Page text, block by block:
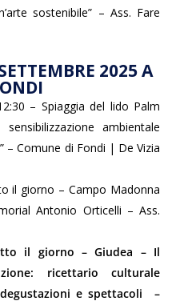
sostenibile” – Ass. Fare
2025 A
– Spiaggia del lido Palm
ambientale
– Comune di Fondi | De Vizia
il giorno – Campo Madonna
Antonio Orticelli – Ass.
il giorno – Giudea – Il
ricettario culturale
e spettacoli –